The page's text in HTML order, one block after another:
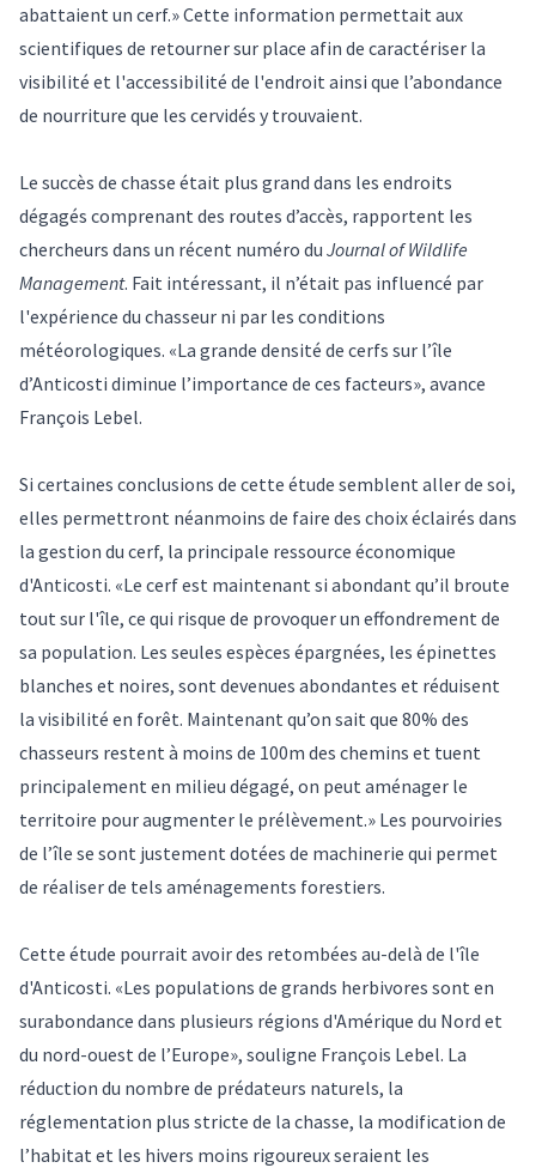
abattaient un cerf.» Cette information permettait aux
scientifiques de retourner sur place afin de caractériser la
visibilité et l'accessibilité de l'endroit ainsi que l’abondance
de nourriture que les cervidés y trouvaient.
Le succès de chasse était plus grand dans les endroits
dégagés comprenant des routes d’accès, rapportent les
chercheurs dans un récent numéro du Journal of Wildlife
Management. Fait intéressant, il n’était pas influencé par
l'expérience du chasseur ni par les conditions
météorologiques. «La grande densité de cerfs sur l’île
d’Anticosti diminue l’importance de ces facteurs», avance
François Lebel.
Si certaines conclusions de cette étude semblent aller de soi,
elles permettront néanmoins de faire des choix éclairés dans
la gestion du cerf, la principale ressource économique
d'Anticosti. «Le cerf est maintenant si abondant qu’il broute
tout sur l'île, ce qui risque de provoquer un effondrement de
sa population. Les seules espèces épargnées, les épinettes
blanches et noires, sont devenues abondantes et réduisent
la visibilité en forêt. Maintenant qu’on sait que 80% des
chasseurs restent à moins de 100m des chemins et tuent
principalement en milieu dégagé, on peut aménager le
territoire pour augmenter le prélèvement.» Les pourvoiries
de l’île se sont justement dotées de machinerie qui permet
de réaliser de tels aménagements forestiers.
Cette étude pourrait avoir des retombées au-delà de l'île
d'Anticosti. «Les populations de grands herbivores sont en
surabondance dans plusieurs régions d'Amérique du Nord et
du nord-ouest de l’Europe», souligne François Lebel. La
réduction du nombre de prédateurs naturels, la
réglementation plus stricte de la chasse, la modification de
l’habitat et les hivers moins rigoureux seraient les